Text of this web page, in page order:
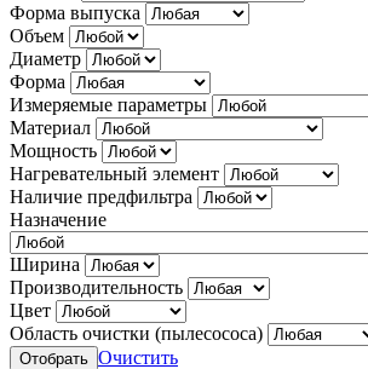
Форма выпуска
Объем
Диаметр
Форма
Измеряемые параметры
Материал
Мощность
Нагревательный элемент
Наличие предфильтра
Назначение
Ширина
Производительность
Цвет
Область очистки (пылесососа)
Очистить